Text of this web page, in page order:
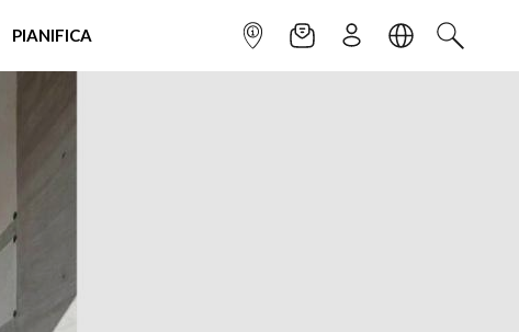
PIANIFICA INFOPOINTNEWSLETTER
ISCRIVITILINGUACERCA